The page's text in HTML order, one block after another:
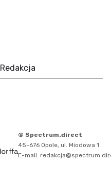
Redakcja
© Spectrum.direct
45-676 Opole, ul. Miodowa 1
E-mail: